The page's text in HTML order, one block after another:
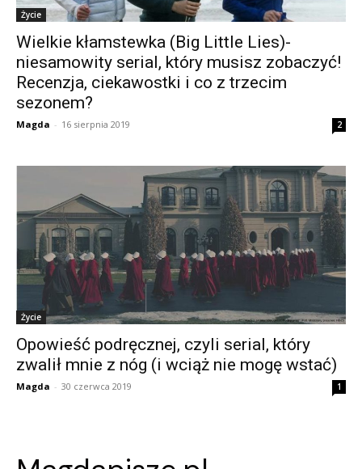
Życie
Wielkie kłamstewka (Big Little Lies)-
niesamowity serial, który musisz zobaczyć!
Recenzja, ciekawostki i co z trzecim
sezonem?
Magda - 16 sierpnia 2019 2
Życie
Opowieść podręcznej, czyli serial, który
zwalił mnie z nóg (i wciąż nie mogę wstać)
Magda - 30 czerwca 2019 1